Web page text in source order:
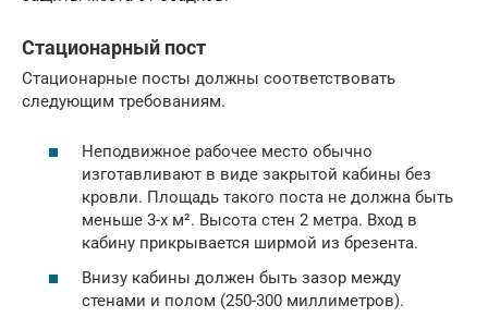
Стационарный пост
Стационарные посты должны соответствовать
следующим требованиям.
Неподвижное рабочее место обычно
изготавливают в виде закрытой кабины без
кровли. Площадь такого поста не должна быть
меньше 3-х м². Высота стен 2 метра. Вход в
кабину прикрывается ширмой из брезента.
Внизу кабины должен быть зазор между
стенами и полом (250-300 миллиметров).